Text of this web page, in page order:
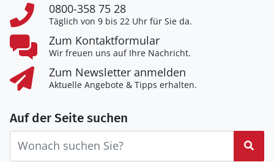
0800-358 75 28
Täglich von 9 bis 22 Uhr für Sie da.
Zum Kontaktformular
Wir freuen uns auf Ihre Nachricht.
Zum Newsletter anmelden
Aktuelle Angebote & Tipps erhalten.
Auf der Seite suchen